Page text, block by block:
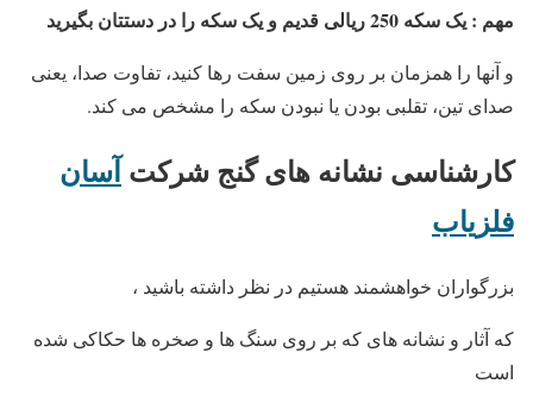
مهم : یک سکه 250 ریالی قدیم و یک سکه را در دستتان بگیرید
و آنها را همزمان بر روی زمین سفت رها کنید، تفاوت صدا، یعنی
صدای تین، تقلبی بودن یا نبودن سکه را مشخص می کند.
کارشناسی نشانه های گنج شرکتآسان
فلزیاب
بزرگواران خواهشمند هستیم در نظر داشته باشید ،
که آثار و نشانه های که بر روی سنگ ها و صخره ها حکاکی شده
است